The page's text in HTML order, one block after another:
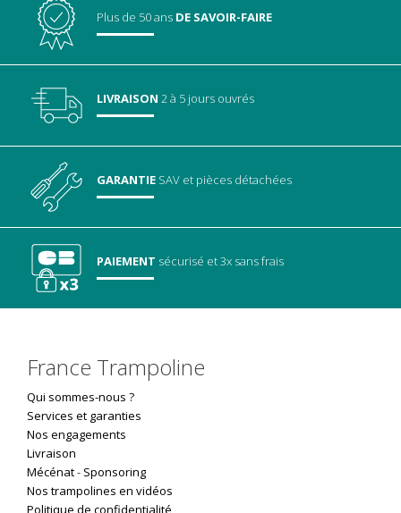
Plus de 50 ans DE SAVOIR-FAIRE
LIVRAISON 2 à 5 jours ouvrés
GARANTIE SAV et pièces détachées
PAIEMENT sécurisé et 3x sans frais
France Trampoline
Qui sommes-nous ?
Services et garanties
Nos engagements
Livraison
Mécénat- Sponsoring
Nos trampolines en vidéos
Politique de confidentialité